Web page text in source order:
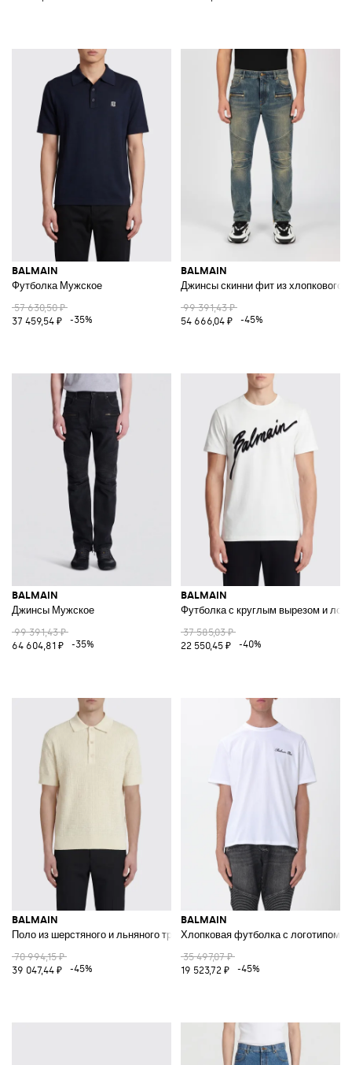
BALMAIN
Футболка Мужское
57 630,50 ₽
37 459,54 ₽
-35%
BALMAIN
Джинсы скинни фит из хлопкового
99 391,43 ₽
54 666,04 ₽
-45%
BALMAIN
Джинсы Мужское
99 391,43 ₽
64 604,81 ₽
-35%
BALMAIN
Футболка с круглым вырезом и
37 585,03 ₽
22 550,45 ₽
-40%
BALMAIN
Поло из шерстяного и льняного трикотажа
70 994,15 ₽
39 047,44 ₽
-45%
BALMAIN
Хлопковая футболка с логотипом
35 497,07 ₽
19 523,72 ₽
-45%